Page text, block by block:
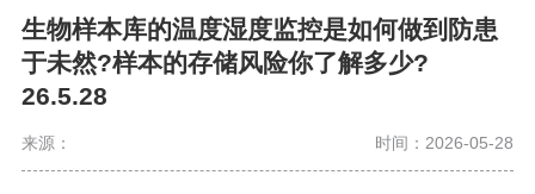
生物样本库的温度湿度监控是如何做到防患
于未然?样本的存储风险你了解多少?
26.5.28
来源： 时间：2026-05-28